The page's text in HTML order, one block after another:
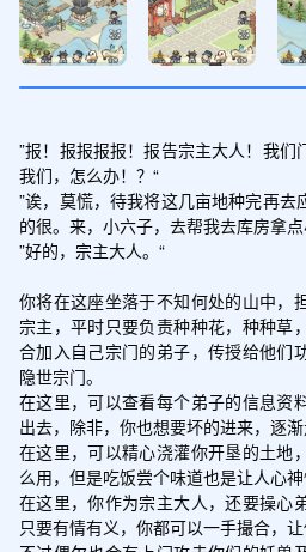
”报！报报报报！报告宗主大人！我
我们，怎么办！？“
”诶，莫慌，待我将这几亩地种完再
的很。来，小六子，去帮我去库房拿
”好的，宗主大人。“
你将在这座坐落于不知何处的山中，
宗主，平时只要负责种种花，种种草
合加入自己宗门的弟子，传授给他们
隐世宗门。
在这里，可以查看每个弟子的信息资
出去，除非，你也想要坏的进来，逐渐
在这里，可以精心浇灌你开垦的土地
么用，但是吃饭尝个味道也是让人心神
在这里，你作为宗主大人，还要操心
只要有情有义，你都可以一手撮合，让